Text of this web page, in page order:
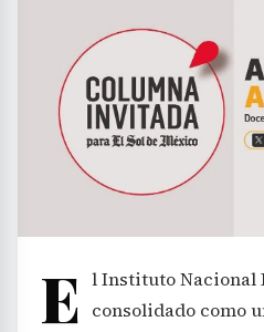
E l Instituto Nacional
consolidado como